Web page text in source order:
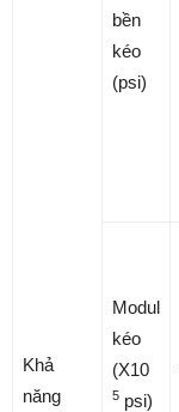
Khả
năng
bền
kéo
(psi)
Modul
kéo
(X10
5 psi)